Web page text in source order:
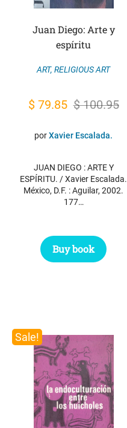
Juan Diego: Arte y
espíritu
ART, RELIGIOUS ART
$100.95
Original
was:
$79.85 Current
is:
porXavier Escalada.
JUAN DIEGO : ARTE Y
ESPÍRITU. / Xavier Escalada.
México, D.F. : Aguilar, 2002.
177…
Buy book
Sale!